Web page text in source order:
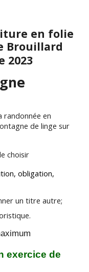
en folie
Brouillard
2023
randonnée en
de linge sur
choisir
obligation,
un titre autre;
.
exercice de